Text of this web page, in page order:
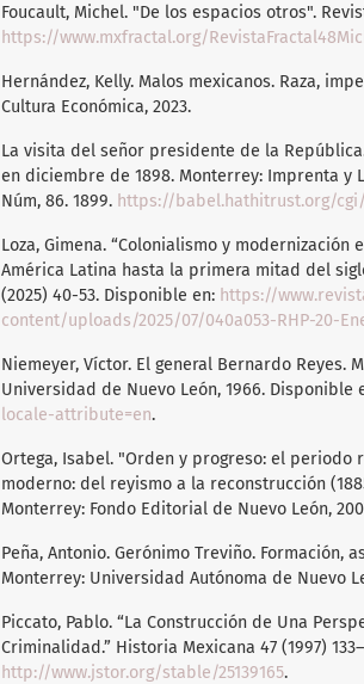
Foucault, Michel. "De los espacios otros".
https://www.mxfractal.org/
Hernández, Kelly. Malos mexicanos. Raza,
Cultura Económica, 2023.
La visita del señor presidente de la
en diciembre de 1898. Monterrey: Imprenta y
Núm, 86. 1899. https://babel.hathitrust.org/cgi/
Loza, Gimena. “Colonialismo y
América Latina hasta la primera mitad del
(2025) 40-53. Disponible en: https://
content/uploads/2025/07/040a053-RHP-20-
Niemeyer, Víctor. El general Bernardo Reyes.
Universidad de Nuevo León, 1966. Disponible
locale-attribute=en.
Ortega, Isabel. "Orden y progreso: el periodo
moderno: del reyismo a la reconstrucción
Monterrey: Fondo Editorial de Nuevo León,
Peña, Antonio. Gerónimo Treviño. Formación,
Monterrey: Universidad Autónoma de Nuevo
Piccato, Pablo. “La Construcción de Una
Criminalidad.” Historia Mexicana 47 (1997)
http://www.jstor.org/stable/25139165.